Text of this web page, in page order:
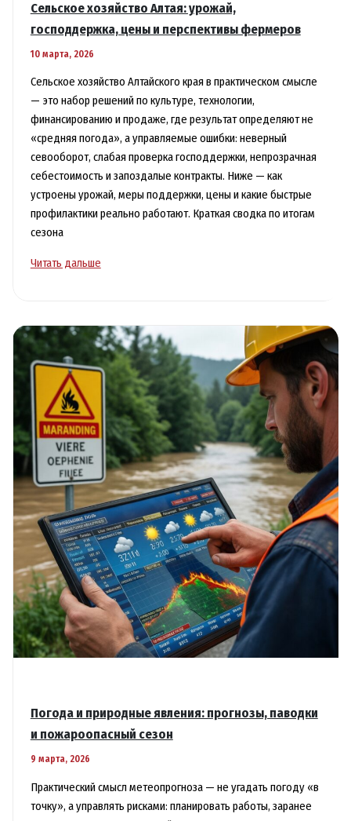
Сельское хозяйство Алтая: урожай,
господдержка, цены и перспективы фермеров
10 марта, 2026
Сельское хозяйство Алтайского края в практическом смысле
— это набор решений по культуре, технологии,
финансированию и продаже, где результат определяют не
«средняя погода», а управляемые ошибки: неверный
севооборот, слабая проверка господдержки, непрозрачная
себестоимость и запоздалые контракты. Ниже — как
устроены урожай, меры поддержки, цены и какие быстрые
профилактики реально работают. Краткая сводка по итогам
сезона
Сельское
господдержка,
цены
перспективы
фермеров
Читать дальше
Погода и природные явления: прогнозы, паводки
и пожароопасный сезон
9 марта, 2026
Практический смысл метеопрогноза — не угадать погоду «в
точку», а управлять рисками: планировать работы, заранее